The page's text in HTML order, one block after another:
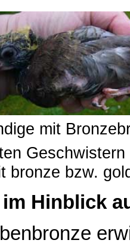
mit
bronze bzw.
im Hinblick